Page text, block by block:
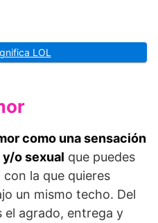
LOL
como una sensación
o sexual que puedes
la que quieres
un mismo techo. Del
el agrado, entrega y